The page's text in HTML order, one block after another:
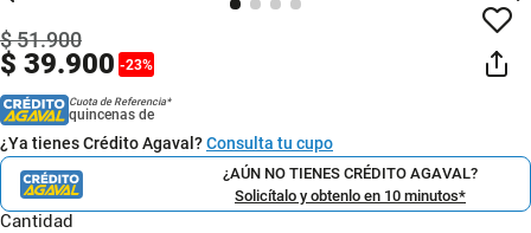
$ 39.900 -23%
$51.900
Cuota de Referencia*
quincenas de
¿Ya tienes Crédito Agaval?Consulta tu cupo
¿AÚN NO TIENES CRÉDITO AGAVAL?
Solicítalo y obtenlo en 10 minutos*
Cantidad